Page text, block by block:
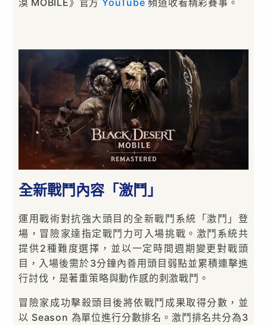
全新戰鬥內容「激鬥」
運用戰術對抗強大頭目的全新戰鬥系統「激鬥」登
場，冒險家達指定戰鬥力可入場挑戰。激鬥系統共
提供2種難度選擇，並以一定時間週期變更對戰頭
目，入場後需於3分鐘內善用頭目弱點並累積連擊進
行討伐，是著重策略與動作感的刺激戰鬥。
冒險家成功擊殺頭目後將依戰鬥成果取得分數，並
以 Season 為單位進行分數排名。激鬥排名共分為3